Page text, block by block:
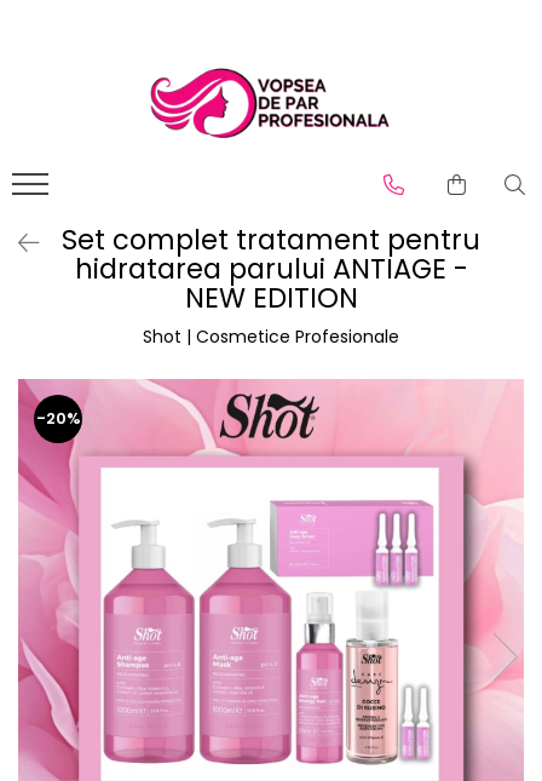
SHOT
Set complet tratament pentru
hidratarea parului ANTIAGE -
NEW EDITION
Shot | Cosmetice Profesionale
-20%